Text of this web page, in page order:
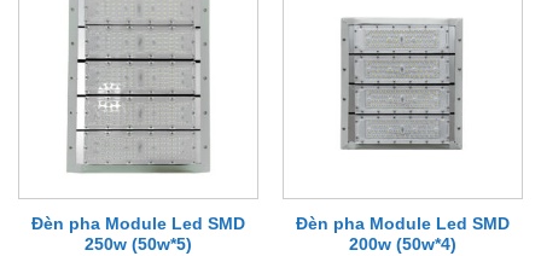
Đèn pha Module Led SMD
250w (50w*5)
Đèn pha Module Led SMD
200w (50w*4)